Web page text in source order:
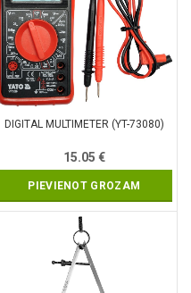
DIGITAL MULTIMETER (YT-73080)
15.05 €
PIEVIENOT GROZAM